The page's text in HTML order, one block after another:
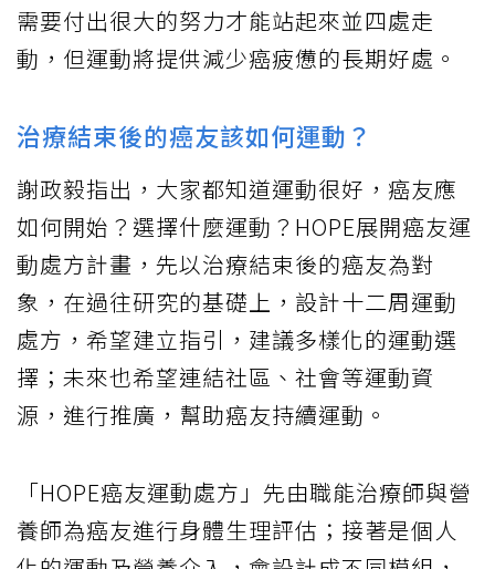
需要付出很大的努力才能站起來並四處走
動，但運動將提供減少癌疲憊的長期好處。
治療結束後的癌友該如何運動？
謝政毅指出，大家都知道運動很好，癌友應
如何開始？選擇什麼運動？HOPE展開癌友運
動處方計畫，先以治療結束後的癌友為對
象，在過往研究的基礎上，設計十二周運動
處方，希望建立指引，建議多樣化的運動選
擇；未來也希望連結社區、社會等運動資
源，進行推廣，幫助癌友持續運動。
「HOPE癌友運動處方」先由職能治療師與營
養師為癌友進行身體生理評估；接著是個人